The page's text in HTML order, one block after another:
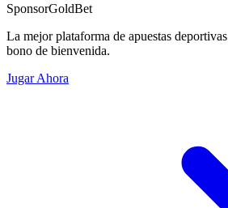
SponsorGoldBet
La mejor plataforma de apuestas
bono de bienvenida.
Jugar Ahora